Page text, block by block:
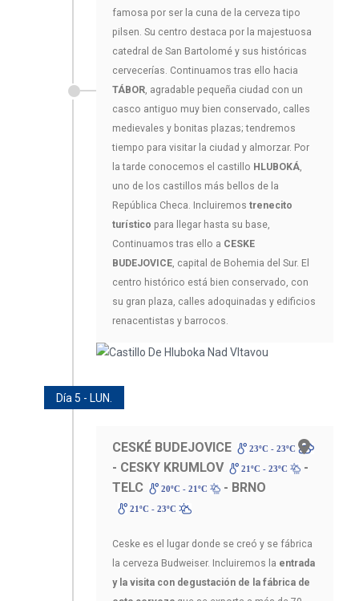
famosa por ser la cuna de la cerveza tipo
pilsen. Su centro destaca por la majestuosa
catedral de San Bartolomé y sus históricas
cervecerías. Continuamos tras ello hacia
TÁBOR , agradable pequeña ciudad con un
casco antiguo muy bien conservado, calles
medievales y bonitas plazas; tendremos
tiempo para visitar la ciudad y almorzar. Por
la tarde conocemos el castillo HLUBOKÁ
uno de los castillos más bellos de la
República Checa. Incluiremos trenecito
turístico para llegar hasta su base,
Continuamos tras ello a CESKE
BUDEJOVICE , capital de Bohemia del Sur. El
centro histórico está bien conservado, con
su gran plaza, calles adoquinadas y edificios
renacentistas y barrocos.
Día 5 - LUN.
CESKÉ BUDEJOVICE 23ºC - 23ºC
- CESKY KRUMLOV 21ºC - 23ºC
-
TELC
20ºC - 21ºC - BRNO
21ºC - 23ºC
Ceske es el lugar donde se creó y se fábrica
la cerveza Budweiser. Incluiremos la entrada
y la visita con degustación de la fábrica de